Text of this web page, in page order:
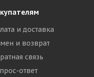
и доставка
и возврат
связь
ответ